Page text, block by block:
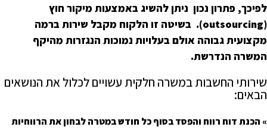
לפיכך, פתרון נכון ניתן להשיג באמצעות מיקור חוץ
(outsourcing). בשיטה זו הלקוח מקבל שירות ברמה
מקצועית גבוהה אולם בעלויות נמוכות הנגזרות מהיקף
המשרה הנדרשת.
שירותי החשבות במשרה חלקית עשויים לכלול את הנושאים
הבאים:
» הכנת דוח רווח והפסדבסוף כל חודש במטרה לבחון את הרווחיות